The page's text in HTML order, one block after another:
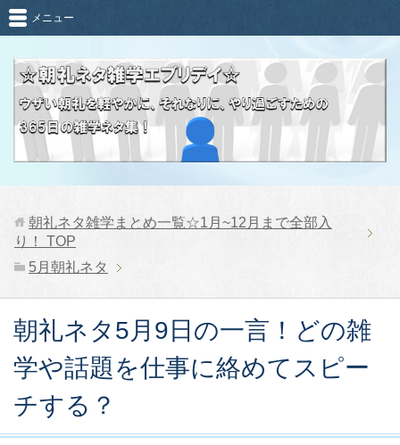
メニュー
朝礼ネタ雑学まとめ一覧☆1月~12月まで全部入
り！
TOP
5月朝礼ネタ
朝礼ネタ5月9日の一言！どの雑
学や話題を仕事に絡めてスピー
チする？